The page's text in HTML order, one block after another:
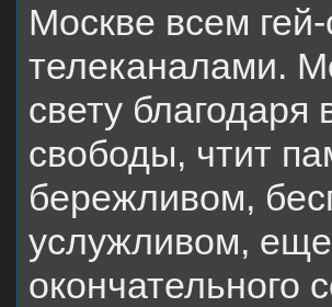
Москве всем
телеканалами.
свету
свободы, чтит
бережливом,
услужливом,
окончательного